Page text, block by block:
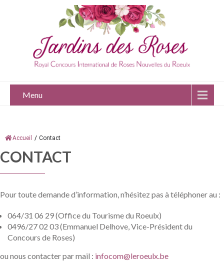
Menu
Accueil / Contact
CONTACT
Pour toute demande d’information, n’hésitez pas à téléphoner au :
064/31 06 29 (Office du Tourisme du Roeulx)
0496/27 02 03 (Emmanuel Delhove, Vice-Président du
Concours de Roses)
ou nous contacter par mail : infocom@leroeulx.be